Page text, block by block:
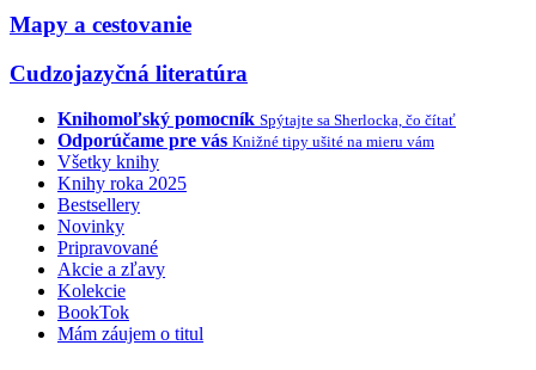
Mapy a cestovanie
Cudzojazyčná literatúra
Knihomoľský pomocník Spýtajte sa Sherlocka, čo čítať
Odporúčame pre vás Knižné tipy ušité na mieru vám
Všetky knihy
Knihy roka 2025
Bestsellery
Novinky
Pripravované
Akcie a zľavy
Kolekcie
BookTok
Mám záujem o titul